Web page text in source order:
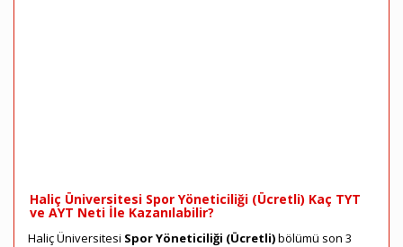
Haliç Üniversitesi Spor Yöneticiliği (Ücretli) Kaç TYT
ve AYT Neti İle Kazanılabilir?
Haliç Üniversitesi Spor Yöneticiliği (Ücretli)bölümü son 3